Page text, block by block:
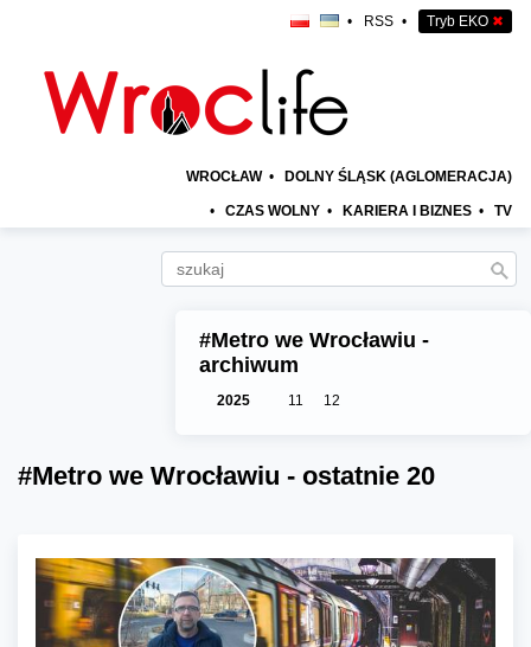
• RSS • Tryb EKO ✖
WROCŁAW • DOLNY ŚLĄSK (AGLOMERACJA)
• CZAS WOLNY • KARIERA I BIZNES • TV
#Metro we Wrocławiu -
archiwum
2025 11 12
#Metro we Wrocławiu - ostatnie 20